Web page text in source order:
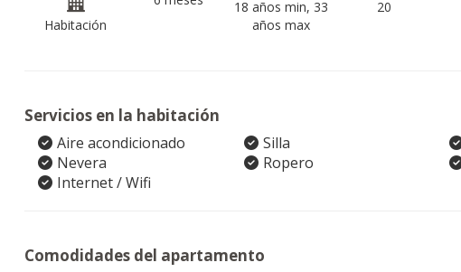
Habitación
18 años min, 33
años max
20
Servicios en la habitación
Aire acondicionado Silla
Nevera
Ropero
Internet / Wifi
Comodidades del apartamento